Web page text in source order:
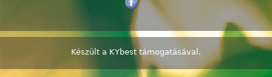
Készült a KYbest támogatásával.